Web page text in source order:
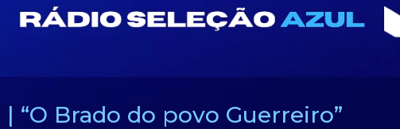
| “O Brado do povo Guerreiro”